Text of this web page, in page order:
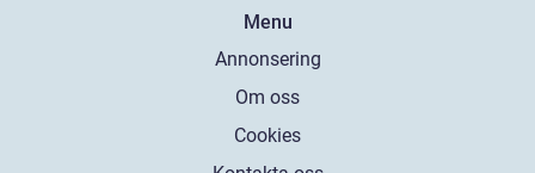
Menu
Annonsering
Om oss
Cookies